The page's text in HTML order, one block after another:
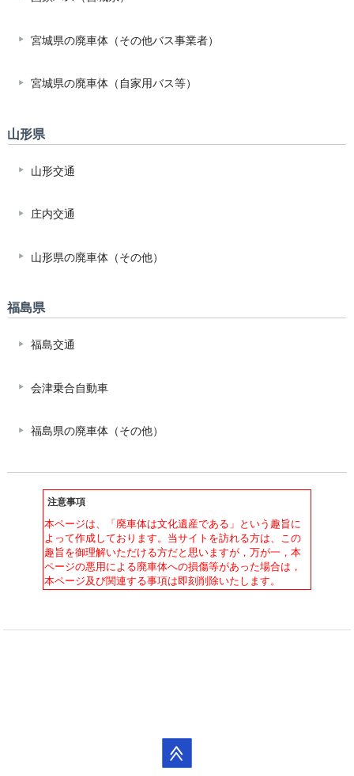
宮城県の廃車体（その他バス事業者）
宮城県の廃車体（自家用バス等）
山形県
山形交通
庄内交通
山形県の廃車体（その他）
福島県
福島交通
会津乗合自動車
福島県の廃車体（その他）
注意事項
本ページは、「廃車体は文化遺産である」という趣旨に
よって作成しております。当サイトを訪れる方は、この
趣旨を御理解いただける方だと思いますが，万が一，本
ページの悪用による廃車体への損傷等があった場合は，
本ページ及び関連する事項は即刻削除いたします。